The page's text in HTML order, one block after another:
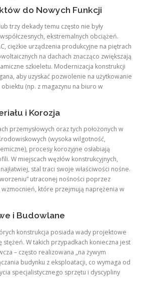
do Nowych Funkcji
trzy dekady temu często nie były
ekstremalnych obciążeń.
ciężkie urządzenia produkcyjne na piętrach
na dachach znacząco zwiększają
szkieletu. Modernizacja konstrukcji
aby uzyskać pozwolenie na użytkowanie
(np. z magazynu na biuro w
i Korozja
przemysłowych oraz tych położonych w
(wysoka wilgotność,
procesy korozyjne osłabiają
W miejscach węzłów konstrukcyjnych,
stal traci swoje właściwości nośne.
utraconej nośności poprzez
które przejmują naprężenia w
i Budowlane
konstrukcja posiada wady projektowe
stężeń. W takich przypadkach konieczna jest
– często realizowana „na żywym
budynku z eksploatacji, co wymaga od
specjalistycznego sprzętu i dyscypliny